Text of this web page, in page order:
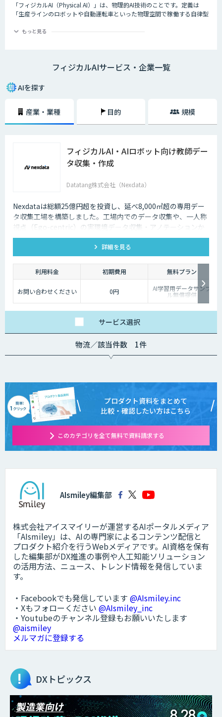
「フィジカルAI（Physical AI）」は、物理的AI技術のことです。定義は
「生産ラインのロボットや自動運転車といった物理空間で稼働する自律型
術」です。
もっと見る
フィジカルAIサービス・企業一覧
AIを探す
産業・業種 目的 規模
フィジカルAI・AIロボット向け教師デー
タ収集・作成
Datatang株式会社（Nexdata）
Nexdataは総額25億円超を投資し、延べ8,000㎡超の専用デー
タ収集工場を構築しました。工場内でのデータ収集や、一人称
視点（Ego-centric）の実環境データ収集・アノテーションか
ら、環境認識・意思決定・動作制御に対応した既製データセッ
トまで、フィジカルAI開発を加速させる包括的なデータソリュ
ーションを提供いたします。
詳細を見る
利用料金 初期費用 無料プラン
お問い合わせください 0円 AI学習用データサンプ
ル無償提供
サービス選択
物流／該当件数 1件
プロダクト資料をまとめて
比較・確認したい方はこちら
このカテゴリを全て無料で資料請求する
AIsmiley編集部
株式会社アイスマイリーが運営するAIポータルメディア
「AIsmiley」は、AIの専門家によるコンテンツ配信と
プロダクト紹介を行うWebメディアです。AI資格を保有
した編集部がDX推進の事例や人工知能ソリューション
の活用方法、ニュース、トレンド情報を発信していま
す。
・Facebookでも発信しています @AIsmiley.inc
・Xもフォローください @AIsmiley_inc
・Youtubeのチャンネル登録もお願いいたします
@aismiley
メルマガに登録する
DXトピックス